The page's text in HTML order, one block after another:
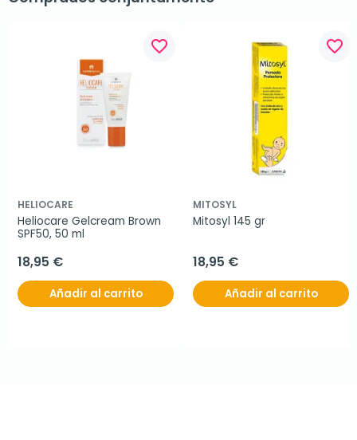
favorite_border
HELIOCARE
Heliocare Gelcream Brown
SPF50, 50 ml
18,95 €
Añadir al carrito
favorite_border
MITOSYL
Mitosyl 145 gr
18,95 €
Añadir al carrito